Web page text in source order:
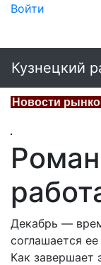
Войти
Кузнецкий
Новости
Декабрь —
соглашается ее
Как завершает